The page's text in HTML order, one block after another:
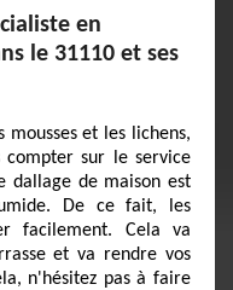
en
le 31110 et ses
et les lichens,
compter sur le service
dallage de maison est
De ce fait, les
facilement. Cela va
et va rendre vos
n'hésitez pas à faire